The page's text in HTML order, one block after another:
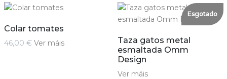
Colar tomates
46,00 € Ver máis
Esgotado
Taza gatos metal
esmaltada Omm
Design
Ver máis